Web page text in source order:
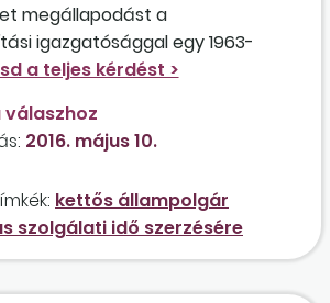
megállapodást a
igazgatósággal egy 1963-
magyar kettős
férfi, aki rendelkezik
és az öregségi teljes
jogosultság elérése céljából
szerzett
kiegészítésére? Amennyiben
és maximum hány
2016. május 10.
kettős állampolgár
szolgálati idő szerzésére